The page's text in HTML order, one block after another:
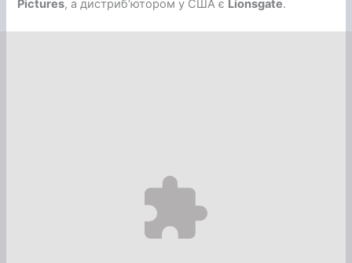
Pictures, а дистриб’ютором у США є Lionsgate.